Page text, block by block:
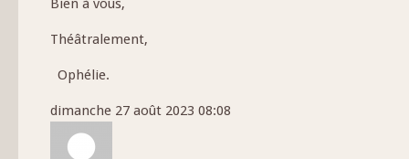
Bien à vous,
Théâtralement,
Ophélie.
dimanche 27 août 2023 08:08